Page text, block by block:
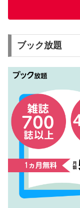
ブック放題